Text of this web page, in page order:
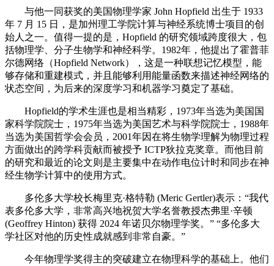
与他一同获奖的美国物理学家 John Hopfield 出生于 1933
年 7 月 15 日，是加州理工学院计算与神经系统博士项目的创
始人之一。值得一提的是，Hopfield 的研究领域跨度很大，包
括物理学、分子生物学和神经科学。1982年，他提出了霍普菲
尔德网络（Hopfield Network），这是一种联想记忆模型，能
够存储和重建模式，并且能够利用能量函数来描述神经网络的
状态空间，为后来的深度学习和机器学习奠定了基础。
Hopfield的学术生涯也是相当精彩，1973年当选为美国国
家科学院院士，1975年当选为美国艺术与科学院院士，1988年
当选为美国哲学会会员，2001年因在将生物学理解为物理过程
方面做出的跨学科贡献而被授予 ICTP狄拉克奖章。而他目前
的研究和最近的论文则是主要集中在动作电位计时和同步在神
经生物学计算中的使用方式。
多伦多大学校长梅里克·格特勒 (Meric Gertler)表示：“我代
表多伦多大学，非常高兴地祝贺大学名誉教授杰弗里·辛顿
(Geoffrey Hinton) 获得 2024 年诺贝尔物理学奖。” “多伦多大
学社区对他的历史性成就感到非常自豪。”
今年物理学奖得主的突破建立在物理科学的基础上。他们